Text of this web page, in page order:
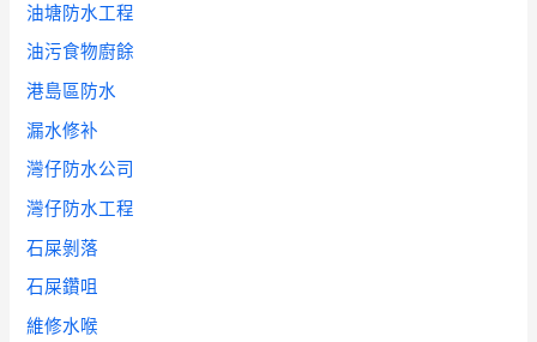
油塘防水工程
油污食物廚餘
港島區防水
漏水修补
灣仔防水公司
灣仔防水工程
石屎剝落
石屎鑽咀
維修水喉